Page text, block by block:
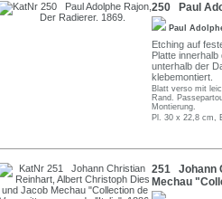
250 Paul
Paul
Etching auf
Platte
unterhalb der
klebemontiert.
Blatt verso mit
Rand.
Montierung.
Pl. 30 x 22,8 cm,
251 Johann
Mechau